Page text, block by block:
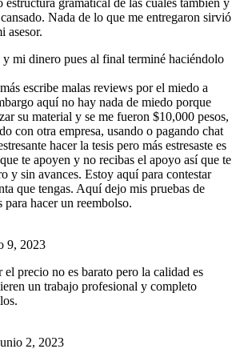
Nada de lo que me entregaron sirvió
asesor.
mi dinero pues al final terminé haciéndolo
escribe malas reviews por el miedo a
aquí no hay nada de miedo porque
su material y se me fueron $10,000 pesos,
con otra empresa, usando o pagando chat
hacer la tesis pero más estresaste es
te apoyen y no recibas el apoyo así que te
y sin avances. Estoy aquí para contestar
que tengas. Aquí dejo mis pruebas de
para hacer un reembolso.
9, 2023
precio no es barato pero la calidad es
un trabajo profesional y completo
2, 2023